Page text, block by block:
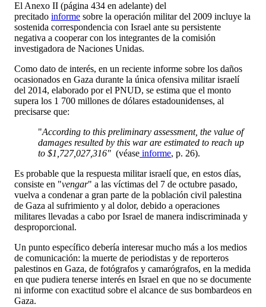
El Anexo II (página 434 en adelante) del
precitado informe sobre la operación militar del 2009 incluye la
sostenida correspondencia con Israel ante su persistente
negativa a cooperar con los integrantes de la comisión
investigadora de Naciones Unidas.
Como dato de interés, en un reciente informe sobre los daños
ocasionados en Gaza durante la única ofensiva militar israelí
del 2014, elaborado por el PNUD, se estima que el monto
supera los 1 700 millones de dólares estadounidenses, al
precisarse que:
"According to this preliminary assessment, the value of
damages resulted by this war are estimated to reach up
to $1,727,027,316" (véase informe, p. 26).
Es probable que la respuesta militar israelí que, en estos días,
consiste en "vengar" a las víctimas del 7 de octubre pasado,
vuelva a condenar a gran parte de la población civil palestina
de Gaza al sufrimiento y al dolor, debido a operaciones
militares llevadas a cabo por Israel de manera indiscriminada y
desproporcional.
Un punto específico debería interesar mucho más a los medios
de comunicación: la muerte de periodistas y de reporteros
palestinos en Gaza, de fotógrafos y camarógrafos, en la medida
en que pudiera tenerse interés en Israel en que no se documente
ni informe con exactitud sobre el alcance de sus bombardeos en
Gaza.